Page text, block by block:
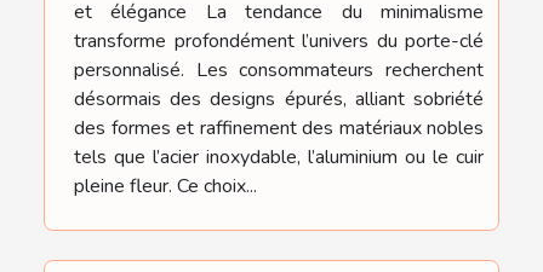
et élégance La tendance du minimalisme
transforme profondément l’univers du porte-clé
personnalisé. Les consommateurs recherchent
désormais des designs épurés, alliant sobriété
des formes et raffinement des matériaux nobles
tels que l’acier inoxydable, l’aluminium ou le cuir
pleine fleur. Ce choix...